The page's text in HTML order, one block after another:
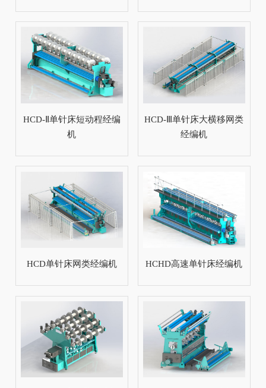
微信二维码
HCD-Ⅱ单针床短动程经编
机
HCD-Ⅲ单针床大横移网类
经编机
HCD单针床网类经编机 HCHD高速单针床经编机